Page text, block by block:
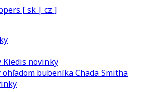
Kiedis novinky
bubeníka Chada Smitha